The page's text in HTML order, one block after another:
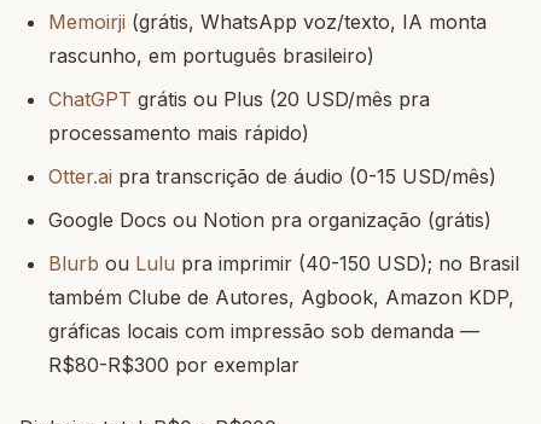
Memoirji (grátis, WhatsApp voz/texto, IA monta
rascunho, em português brasileiro)
ChatGPT grátis ou Plus (20 USD/mês pra
processamento mais rápido)
Otter.ai pra transcrição de áudio (0-15 USD/mês)
Google Docs ou Notion pra organização (grátis)
Blurb ou Lulu pra imprimir (40-150 USD); no Brasil
também Clube de Autores, Agbook, Amazon KDP,
gráficas locais com impressão sob demanda —
R$80-R$300 por exemplar